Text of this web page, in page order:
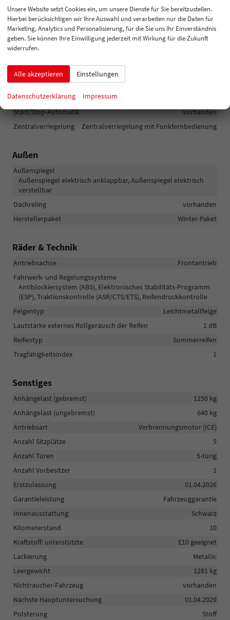
Park Distance Control vorne, Park Distance Control hinten,
Rückfahrkamera
Innenspiegel automatisch abblendend
vorhanden
Lenkung
Lichttechnik
Kurvenlicht, Lichtsensor, Nebelscheinwerfer, LED-Scheinwerfer,
LED-Tagfahrlicht, Voll-LED Scheinwerfer
Pannenhilfe
Start/Stop-Automatik
vorhanden
Zentralverriegelung
Zentralverriegelung mit Funkfernbedienung
Außen
Außenspiegel
Außenspiegel elektrisch anklappbar, Außenspiegel elektrisch
verstellbar
Dachreling
vorhanden
Herstellerpaket
Winter-Paket
Räder & Technik
Antriebsachse
Frontantrieb
Fahrwerk- und Regelungssysteme
Antiblockiersystem (ABS), Elektronisches Stabilitäts-Programm
(ESP), Traktionskontrolle (ASR/CTS/ETS), Reifendruckkontrolle
Felgentyp
Leichtmetallfelge
Lautstärke externes Rollgeräusch der Reifen
1 dB
Reifentyp
Sommerreifen
Tragfähigkeitsindex
1
Sonstiges
Anhängelast (gebremst)
1250 kg
Anhängelast (ungebremst)
640 kg
Antriebsart
Verbrennungsmotor (ICE)
Anzahl Sitzplätze
5
Anzahl Türen
5-türig
Anzahl Vorbesitzer
1
Erstzulassung
01.04.2026
Garantieleistung
Fahrzeuggarantie
Innenausstattung
Schwarz
Kilometerstand
10
Kraftstoff: unterstützte
E10 geeignet
Lackierung
Metallic
Leergewicht
1281 kg
Nichtraucher-Fahrzeug
vorhanden
Nächste Hauptuntersuchung
01.04.2029
Polsterung
Stoff
Unsere Website setzt Cookies ein, um unsere Dienste für Sie bereitzustellen.
Hierbei berücksichtigen wir Ihre Auswahl und verarbeiten nur die Daten für
Marketing, Analytics und Personalisierung, für die Sie uns Ihr Einverständnis
geben. Sie können Ihre Einwilligung jederzeit mit Wirkung für die Zukunft
widerrufen.
Alle akzeptieren Einstellungen
Datenschutzerklärung Impressum